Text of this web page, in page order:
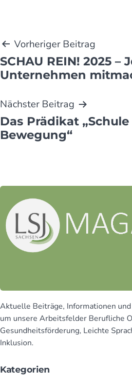
Vorheriger Beitrag
SCHAU REIN! 2025 –
Unternehmen
Nächster Beitrag
Das Prädikat „Schule
Bewegung“
Aktuelle Beiträge, Infor­mationen
um unsere Arbeits­felder Beruf­liche
Gesund­heits­för­derung, Leichte
Inklusion.
Kategorien